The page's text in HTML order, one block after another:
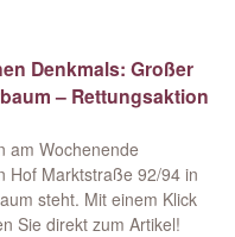
Denkmals: Großer
– Rettungsaktion
am Wochenende
Hof Marktstraße 92/94 in
steht. Mit einem Klick
Sie direkt zum Artikel!